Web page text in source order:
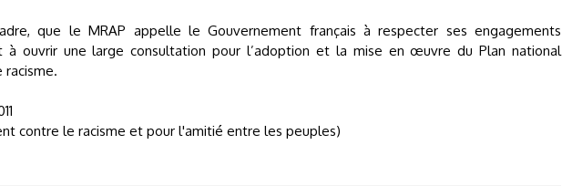
que le MRAP appelle le Gouvernement français à respecter ses engagements
à ouvrir une large consultation pour l’adoption et la mise en œuvre du Plan national
racisme.
contre le racisme et pour l'amitié entre les peuples)